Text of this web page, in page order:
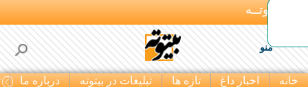
بـیتوتــه
منو
خانه اخبار داغ تازه ها تبلیغات در بیتوته درباره ما